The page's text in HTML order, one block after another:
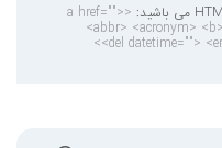
<a href="">
<abbr> <acronym>
<del datetime="">